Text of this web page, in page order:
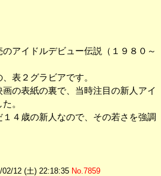
アイドルデビュー伝説（１９８０～
表２グラビアです。
の表紙の裏で、当時注目の新人アイ
。
４歳の新人なので、その若さを強調
02/12 (土) 22:18:35 No.7859